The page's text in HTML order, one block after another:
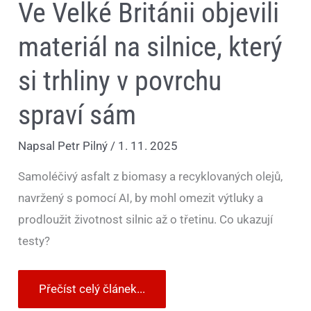
Ve Velké Británii objevili
materiál na silnice, který
si trhliny v povrchu
spraví sám
Napsal Petr Pilný/ 1. 11. 2025
Samoléčivý asfalt z biomasy a recyklovaných olejů,
navržený s pomocí AI, by mohl omezit výtluky a
prodloužit životnost silnic až o třetinu. Co ukazují
testy?
Přečíst celý článek...